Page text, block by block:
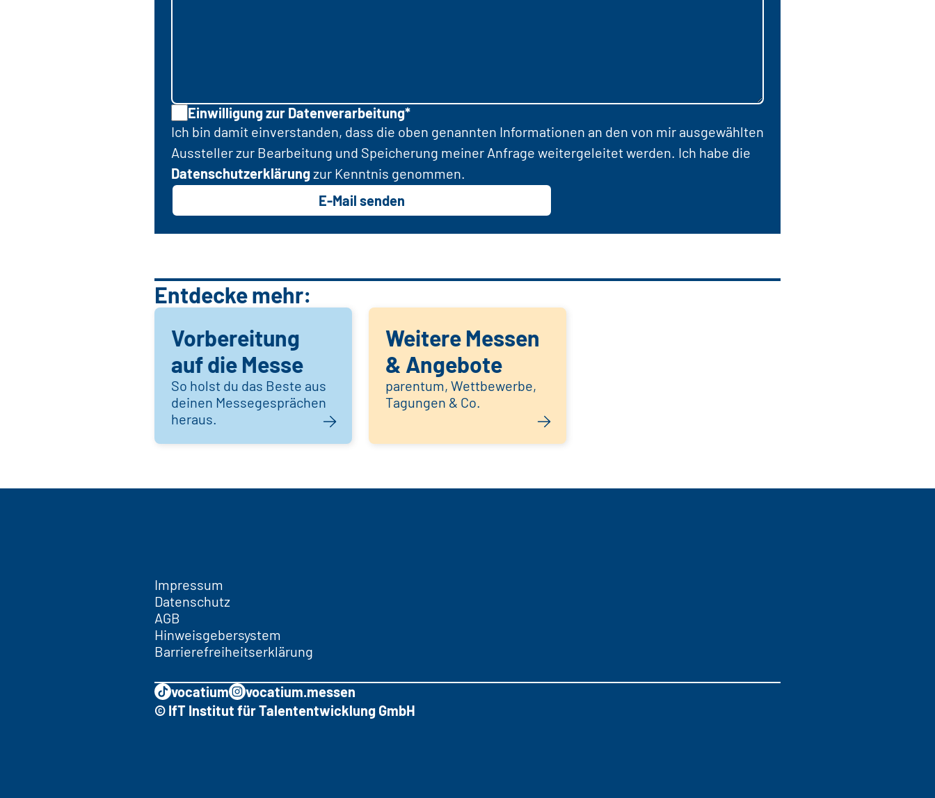
Einwilligung zur Datenverarbeitung*
Ich bin damit einverstanden, dass die oben genannten Informationen an den von mir ausgewählten
Aussteller zur Bearbeitung und Speicherung meiner Anfrage weitergeleitet werden. Ich habe die
Datenschutzerklärungzur Kenntnis genommen.
E-Mail senden
Entdecke mehr:
Vorbereitung
auf die Messe
So holst du das Beste aus
deinen Messegesprächen
heraus.
Weitere Messen
& Angebote
parentum, Wettbewerbe,
Tagungen & Co.
Impressum
Datenschutz
AGB
Hinweisgebersystem
Barrierefreiheitserklärung
vocatium
vocatium.messen
© IfT Institut für Talententwicklung GmbH